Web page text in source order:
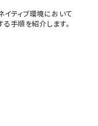
イティブ環境において
手順を紹介します。